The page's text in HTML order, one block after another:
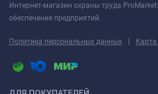
Интернет-магазин охраны труда
обеспечение предприятий.
Политика персональных данных | Карта